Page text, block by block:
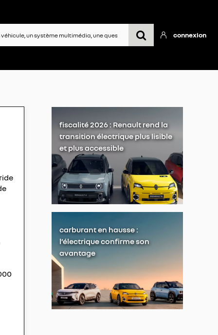
connexion
fiscalité 2026 : Renault rend la
transition électrique plus lisible
et plus accessible
carburant en hausse :
l’électrique confirme son
avantage